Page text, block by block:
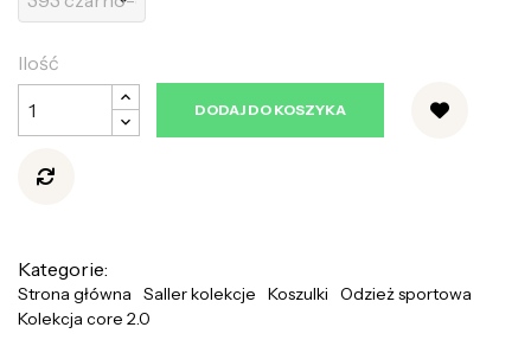
Ilość
DODAJ DO KOSZYKA
Kategorie:
Strona główna Saller kolekcje Koszulki
Odzież sportowa
Kolekcja core 2.0